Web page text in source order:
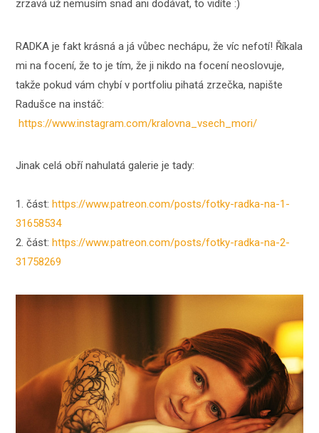
zrzavá už nemusím snad ani dodávat, to vidíte :)
RADKA je fakt krásná a já vůbec nechápu, že víc nefotí! Říkala
mi na focení, že to je tím, že ji nikdo na focení neoslovuje,
takže pokud vám chybí v portfoliu pihatá zrzečka, napište
Radušce na instáč:
https://www.instagram.com/kralovna_vsech_mori/
Jinak celá obří nahulatá galerie je tady:
1. část:https://www.patreon.com/posts/fotky-radka-na-1-
31658534
2. část:https://www.patreon.com/posts/fotky-radka-na-2-
31758269